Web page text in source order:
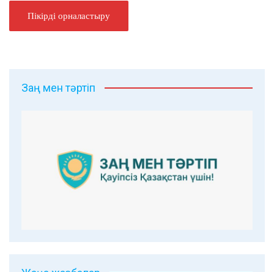
Заң мен тәртіп